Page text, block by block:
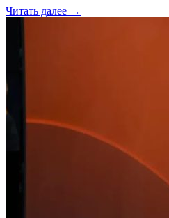
Читать далее →